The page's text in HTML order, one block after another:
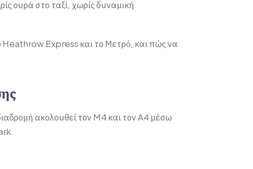
ουρά στο ταξί, χωρίς δυναμική
Heathrow Express και το Μετρό, και πώς να
ακολουθεί τον M4 και τον A4 μέσω